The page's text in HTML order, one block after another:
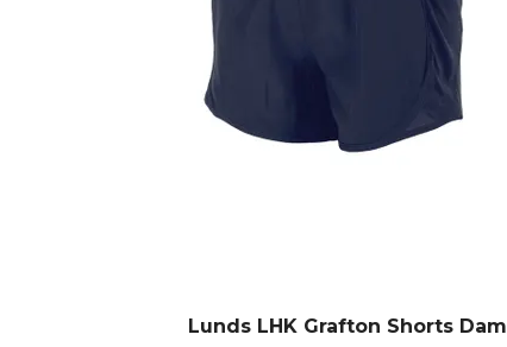
Lunds LHK Grafton Shorts Dam